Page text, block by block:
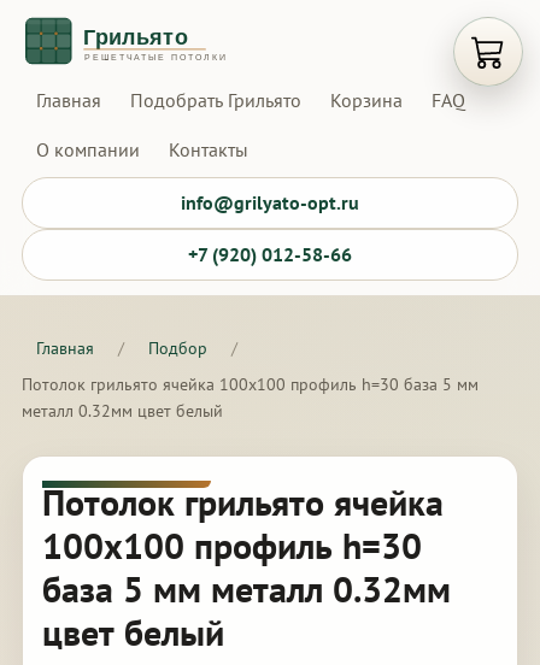
Главная Подобрать Грильято Корзина FAQ
О компании Контакты
info@grilyato-opt.ru
+7 (920) 012-58-66
Главная / Подбор
/
Потолок грильято ячейка 100х100 профиль h=30 база 5 мм
металл 0.32мм цвет белый
Потолок грильято ячейка
100х100 профиль h=30
база 5 мм металл 0.32мм
цвет белый